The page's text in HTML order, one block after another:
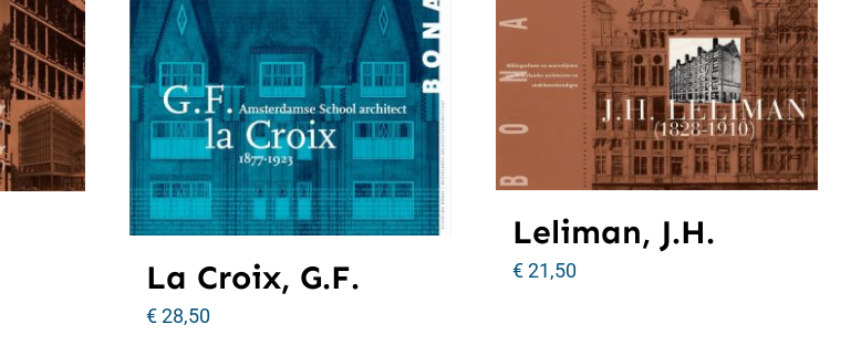
La Croix, G.F.
€28,50
Leliman, J.H.
€21,50